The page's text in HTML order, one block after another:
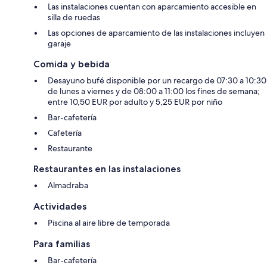
Las instalaciones cuentan con aparcamiento accesible en
silla de ruedas
Las opciones de aparcamiento de las instalaciones incluyen
garaje
Comida y bebida
Desayuno bufé disponible por un recargo de 07:30 a 10:30
de lunes a viernes y de 08:00 a 11:00 los fines de semana;
entre 10,50 EUR por adulto y 5,25 EUR por niño
Bar-cafetería
Cafetería
Restaurante
Restaurantes en las instalaciones
Almadraba
Actividades
Piscina al aire libre de temporada
Para familias
Bar-cafetería